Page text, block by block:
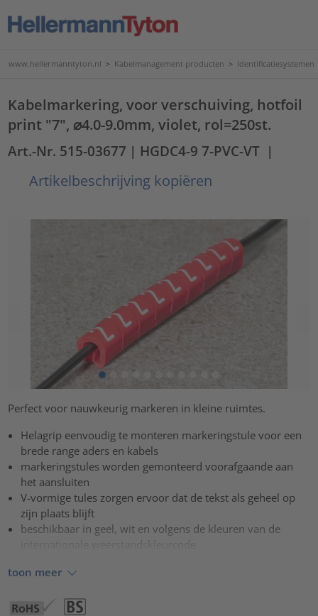
www.hellermanntyton.nl > Kabelmanagement producten > Identificatiesystemen
Kabelmarkering, voor verschuiving, hotfoil
print "7", ⌀4.0-9.0mm, violet, rol=250st.
Art.-Nr. 515-03677 | HGDC4-9 7-PVC-VT |
Artikelbeschrijving kopiëren
Perfect voor nauwkeurig markeren in kleine ruimtes.
Helagrip eenvoudig te monteren markeringstule voor een
brede range aders en kabels
markeringstules worden gemonteerd voorafgaande aan
het aansluiten
V-vormige tules zorgen ervoor dat de tekst als geheel op
zijn plaats blijft
beschikbaar in geel, wit en volgens de kleuren van de
toon meer